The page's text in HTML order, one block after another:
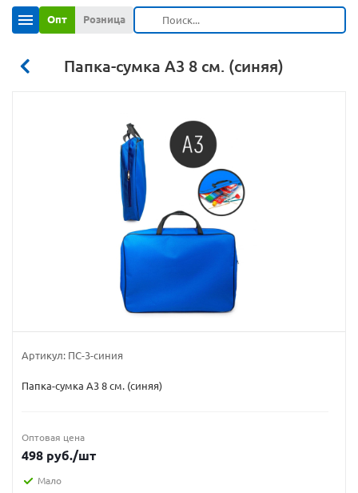
Опт Розница
Папка-сумка А3 8 см. (синяя)
Артикул: ПС-3-синия
Папка-сумка А3 8 см. (синяя)
Оптовая цена
498 руб./шт
Мало